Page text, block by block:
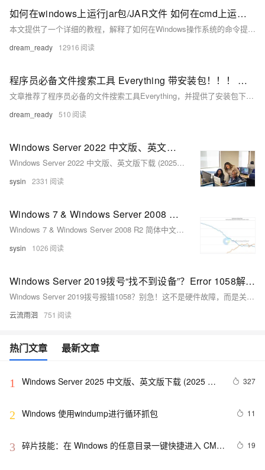
如何在windows上运行jar包/JAR文件 如何在cmd上运行 jar包 保姆级教程 超详细
本文提供了一个详细的教程，解释了如何在Windows操作系统的命令提示符(cmd)中运行JAR文件。
dream_ready 12916
程序员必备文件搜索工具 Everything 带安装包！！！ 比windows自带的文件搜索快几百倍！！！ 超级好用的文件搜索工具，仅几兆，不占内存，打开即用
文章推荐了程序员必备的文件搜索工具Everything，并提供了安装包下载链接，强调其比Windows自带搜索快且占用内存少。
dream_ready 510
Windows Server 2022 中文版、英文版下载 (2025 年 10 月更新)
Windows Server 2022 中文版、英文版下载 (2025 年 10 月更新)
sysin 2331
Windows 7 & Windows Server 2008 R2 简体中文版下载 (2025 年 10 月更新)
Windows 7 & Windows Server 2008 R2 简体中文版下载 (2025 年 10 月更新)
sysin 1026
Windows Server 2019拨号“找不到设备”？Error 1058解决指南
Windows Server 2019拨号报错1058？别急！这不是硬件故障，而是关键服务被禁用。通过“服务依存关系”排查，依次启动“安全套接字隧道协议”“远程接入连接管理”和“路由与远程访问”服务，仅需4步即可恢复PPPoE或VPN拨号功能，轻松解决网络中断问题。
云流雨洄 751
热门文章 最新文章
1
Windows Server 2025 中文版、英文版下载 (2025 年
327
2 Windows 使用windump进行循环抓包 11
3 碎片技能：在 Windows 的任意目录一键快捷进入 CMD
19